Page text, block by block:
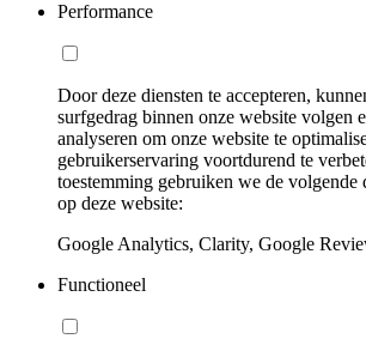
Performance
Door deze diensten te accepteren,
surfgedrag binnen onze website volgen
analyseren om onze website te
gebruikerservaring voortdurend te
toestemming gebruiken we de volgende
op deze website:
Google Analytics, Clarity, Google
Functioneel